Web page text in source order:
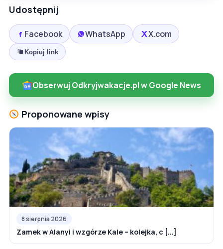
Udostępnij
Facebook WhatsApp X.com
Kopiuj link
Obserwuj Odkryjwakacje.pl w Google News
Proponowane wpisy
8 sierpnia 2026
Zamek w Alanyi i wzgórze Kale – kolejka, c [...]